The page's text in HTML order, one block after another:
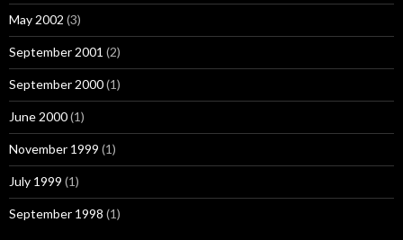
May 2002 (3)
September 2001 (2)
September 2000(1)
June 2000(1)
November 1999 (1)
July 1999 (1)
September 1998 (1)